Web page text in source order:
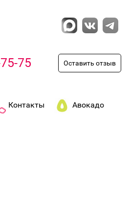
75 Оставить отзыв
Контакты Авокадо